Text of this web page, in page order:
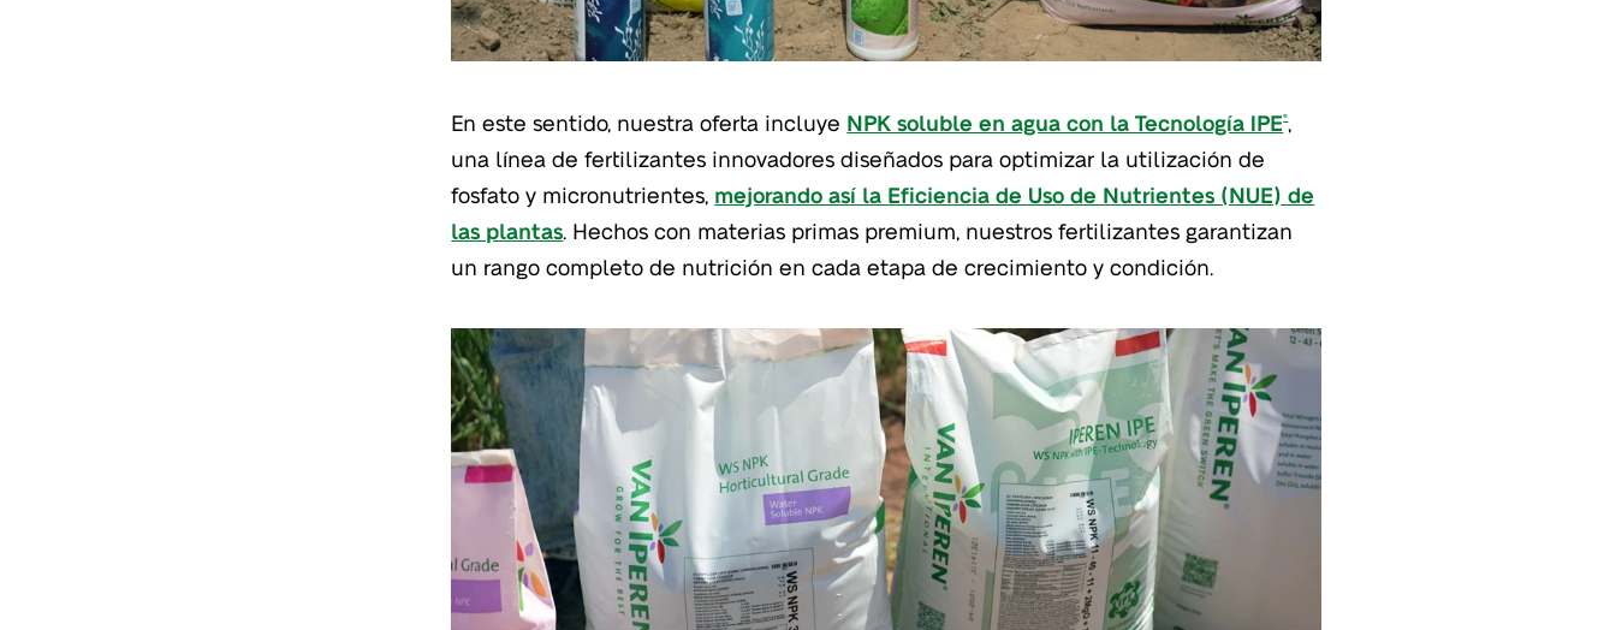
En este sentido, nuestra oferta incluye NPK soluble en agua con la Tecnología IPE®,
una línea de fertilizantes innovadores diseñados para optimizar la utilización de
fosfato y micronutrientes, mejorando así la Eficiencia de Uso de Nutrientes (NUE) de
las plantas . Hechos con materias primas premium, nuestros fertilizantes garantizan
un rango completo de nutrición en cada etapa de crecimiento y condición.